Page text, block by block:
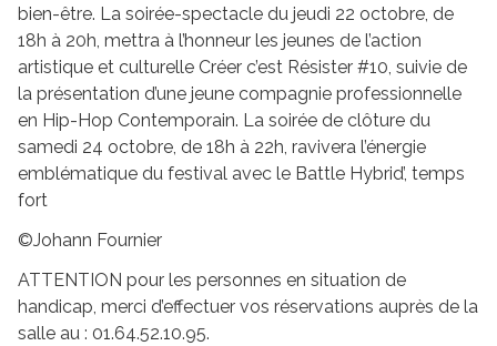
bien-être. La soirée-spectacle du jeudi 22 octobre, de
18h à 20h, mettra à l’honneur les jeunes de l’action
artistique et culturelle Créer c’est Résister #10, suivie de
la présentation d’une jeune compagnie professionnelle
en Hip-Hop Contemporain. La soirée de clôture du
samedi 24 octobre, de 18h à 22h, ravivera l’énergie
emblématique du festival avec le Battle Hybrid’, temps
fort
©Johann Fournier
ATTENTION pour les personnes en situation de
handicap, merci d’effectuer vos réservations auprès de la
salle au : 01.64.52.10.95.